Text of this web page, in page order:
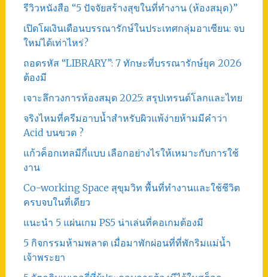
รีวิวหนังสือ “5 ปัจจัยสร้างสุขในที่ทำงาน (ห้องสมุด)”
เปิดโผเงินเดือนบรรณารักษ์ในประเทศกลุ่มอาเซียน: จบ
ใหม่ได้เท่าไหร่?
ถอดรหัส “LIBRARY”: 7 ทักษะที่บรรณารักษ์ยุค 2026
ต้องมี
เจาะลึกวงการห้องสมุด 2025: สรุปเทรนด์โลกและไทย
จริงไหมที่ครีมอาบน้ำสำหรับผิวแพ้ง่ายห้ามมีคำว่า
Acid บนขวด ?
แก้วค็อกเทลมีกี่แบบ เลือกอย่างไรให้เหมาะกับการใช้
งาน
Co-working Space สุขุมวิท พื้นที่ทำงานและใช้ชีวิต
ครบจบในที่เดียว
แนะนำ 5 แผ่นเกม PS5 น่าเล่นที่คอเกมต้องมี
5 กิจกรรมห้ามพลาด เมื่อมาพักผ่อนที่ที่พักริมแม่น้ำ
เจ้าพระยา